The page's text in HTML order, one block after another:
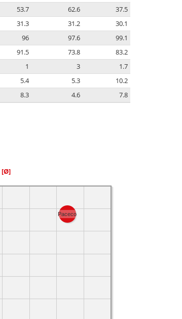
53.7 62.6
37.5
31.3 31.2
30.1
96 97.6
99.1
91.5 73.8
83.2
1 3
1.7
5.4 5.3
10.2
8.3 4.6 7.8
[Ø]
Paceco